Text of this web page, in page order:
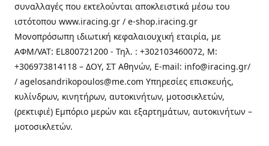
συναλλαγές που εκτελούνται αποκλειστικά μέσω του
ιστότοπου www.iracing.gr / e-shop.iracing.gr
Μονοπρόσωπη ιδιωτική κεφαλαιουχική εταιρία, με
ΑΦΜ/VAT: EL800721200 - Τηλ. : +302103460072, M:
+306973814118 – ΔΟΥ, ΣΤ Αθηνών, E-mail: info@iracing.gr/
/ agelosandrikopoulos@me.com Υπηρεσίες επισκευής,
κυλίνδρων, κινητήρων, αυτοκινήτων, μοτοσικλετών,
(ρεκτιφιέ) Εμπόριο μερών και εξαρτημάτων, αυτοκινήτων –
μοτοσικλετών.